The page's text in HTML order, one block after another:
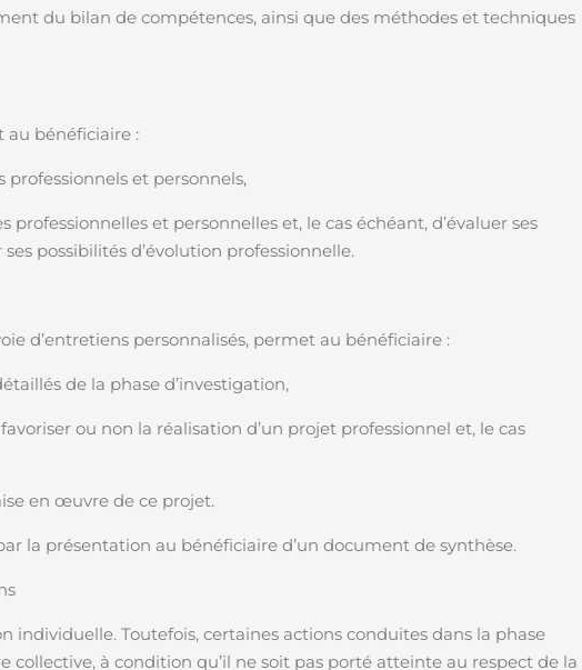
du bilan de compétences, ainsi que des méthodes et techniques
au bénéficiaire :
professionnels et personnels,
et personnelles et, le cas échéant, d’évaluer ses
possibilités d’évolution professionnelle.
d’entretiens personnalisés, permet au bénéficiaire :
de la phase d’investigation,
ou non la réalisation d’un projet professionnel et, le cas
en œuvre de ce projet.
la présentation au bénéficiaire d’un document de synthèse.
individuelle. Toutefois, certaines actions conduites dans la phase
collective, à condition qu’il ne soit pas porté atteinte au respect de la